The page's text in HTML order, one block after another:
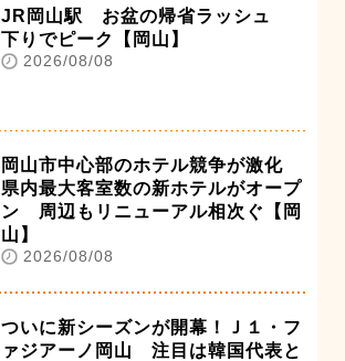
JR岡山駅 お盆の帰省ラッシュ
下りでピーク【岡山】
2026/08/08
岡山市中心部のホテル競争が激化
県内最大客室数の新ホテルがオープ
ン 周辺もリニューアル相次ぐ【岡
山】
2026/08/08
ついに新シーズンが開幕！Ｊ１・フ
ァジアーノ岡山 注目は韓国代表と